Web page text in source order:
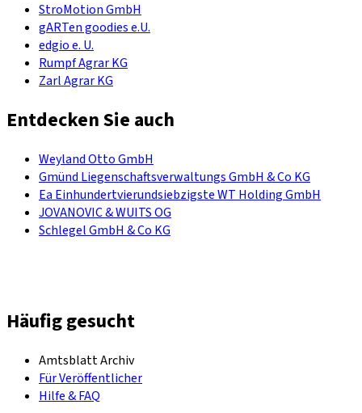
StroMotion GmbH
gARTen goodies e.U.
edgio e. U.
Rumpf Agrar KG
Zarl Agrar KG
Entdecken Sie auch
Weyland Otto GmbH
Gmünd Liegenschaftsverwaltungs GmbH & Co KG
Ea Einhundertvierundsiebzigste WT Holding GmbH
JOVANOVIC & WUITS OG
Schlegel GmbH & Co KG
Häufig gesucht
Amtsblatt Archiv
Für Veröffentlicher
Hilfe & FAQ